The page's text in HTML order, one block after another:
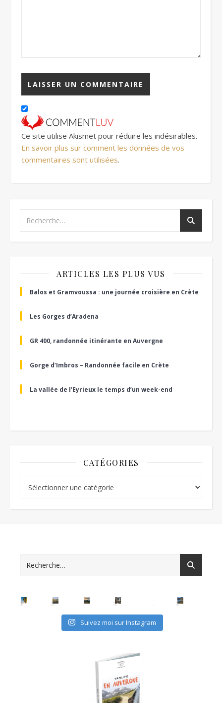
Ce site utilise Akismet pour réduire les indésirables.
En savoir plus sur comment les données de vos
commentaires sont utilisées.
ARTICLES LES PLUS VUS
Balos et Gramvoussa : une journée croisière en Crète
Les Gorges d’Aradena
GR 400, randonnée itinérante en Auvergne
Gorge d’Imbros – Randonnée facile en Crète
La vallée de l’Eyrieux le temps d’un week-end
CATÉGORIES
Suivez moi sur Instagram